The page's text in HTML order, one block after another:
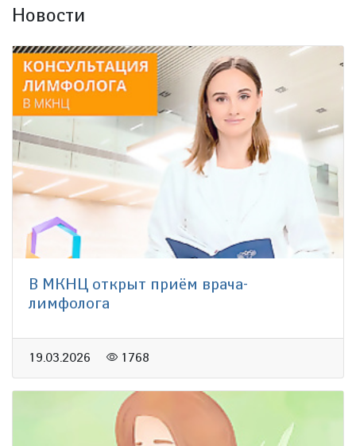
Новости
В МКНЦ открыт приём врача-
лимфолога
19.03.2026 1768